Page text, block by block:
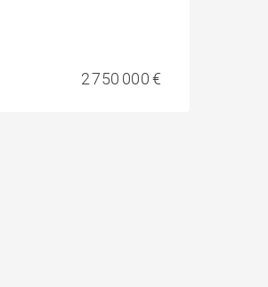
2 750 000 €